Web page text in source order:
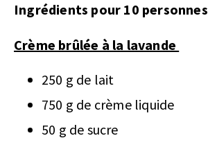
Ingrédients pour 10 personnes
Crème brûlée à la lavande
250 g de lait
750 g de crème liquide
50 g de sucre